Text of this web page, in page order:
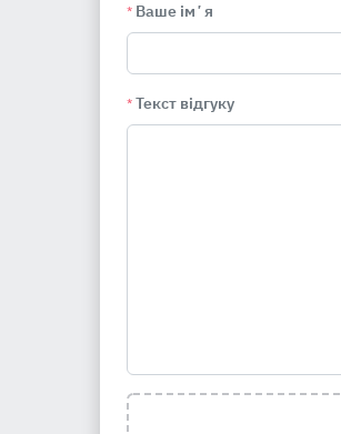
* Ваше імʼя
* Текст відгуку